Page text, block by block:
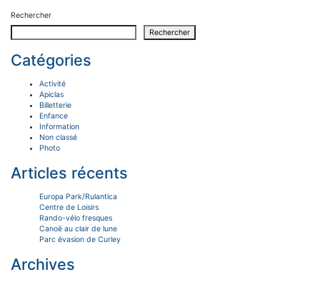
Rechercher
Rechercher
Catégories
Activité
Apiclas
Billetterie
Enfance
Information
Non classé
Photo
Articles récents
Europa Park/Rulantica
Centre de Loisirs
Rando-vélo fresques
Canoë au clair de lune
Parc évasion de Curley
Archives